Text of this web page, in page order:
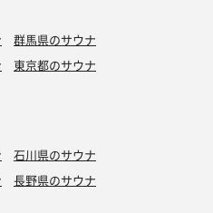
かったのでチョイス🤤
ます！今日も良い朝ですわ🤪
結構食われてる😭痒い😇
き目覚めになったからまずは6
憩入れまして…と。
ましょう。まあ、ルーチンワー
40℃に迫る酷暑。豊コロも空い
群馬県のサウナ
東京都のサウナ
石川県のサウナ
長野県のサウナ